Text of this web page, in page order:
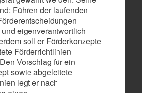
Führen der laufenden
eigenverantwortlich
soll er Förderkonzepte
Förderrichtlinien
Vorschlag für ein
sowie abgeleitete
legt er nach